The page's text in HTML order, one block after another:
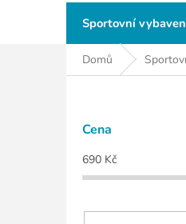
Sportovní
Domů
P
Cena
690 Kč